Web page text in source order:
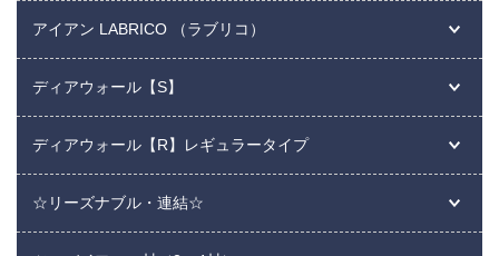
アイアン LABRICO （ラブリコ）
ディアウォール【S】
ディアウォール【R】レギュラータイプ
☆リーズナブル・連結☆